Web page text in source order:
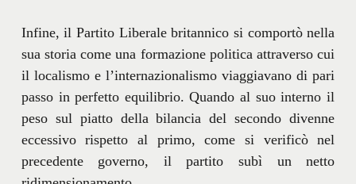
Infine, il Partito Liberale britannico si comportò nella
sua storia come una formazione politica attraverso cui
il localismo e l’internazionalismo viaggiavano di pari
passo in perfetto equilibrio. Quando al suo interno il
peso sul piatto della bilancia del secondo divenne
eccessivo rispetto al primo, come si verificò nel
precedente governo, il partito subì un netto